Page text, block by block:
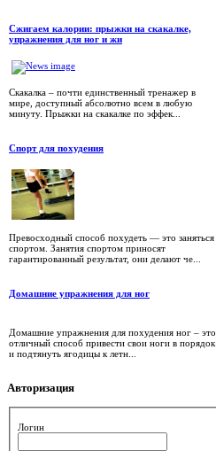
Сжигаем калории: прыжки на скакалке,
упражнения для ног и жи
Скакалка – почти единственный тренажер в
мире, доступный абсолютно всем в любую
минуту. Прыжки на скакалке по эффек...
Спорт для похудения
Превосходный способ похудеть — это заняться
спортом. Занятия спортом приносят
гарантированный результат, они делают че...
Домашние упражнения для ног
Домашние упражнения для похудения ног – это
отличный способ привести свои ноги в порядок
и подтянуть ягодицы к летн...
Авторизация
Логин